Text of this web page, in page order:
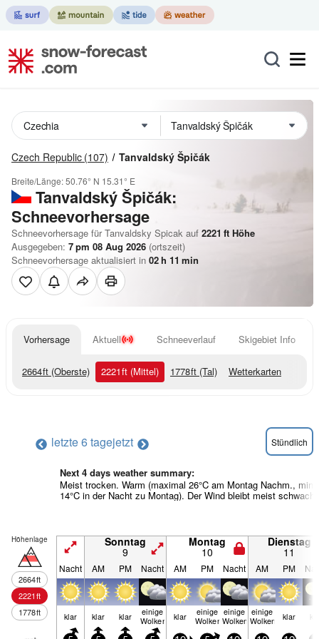
Czech Republic (107) Tanvaldský Špičák
Breite/Länge:50.76° N 15.31° E
Tanvaldský Špičák:
Schneevorhersage
Schneevorhersage für Tanvaldsky Spicak auf 2221 ft Höhe
Ausgegeben: 7 pm 08 Aug 2026 (ortszeit)
Schneevorhersage aktualisiert in 02h 11 min
Vorhersage Aktuell Schneeverlauf Skigebiet Info
2664ft (Oberste) 2221ft (Mittel) 1778ft (Tal) Wetterkarten
letzte 6 tagejetzt Stündlich
Next 4 days weather summary:
Meist trocken. Warm (maximal 26°C am Montag Nachm., min
14°C in der Nacht zu Montag). Der Wind bleibt meist
Höhenlage
2664ft
2221ft
1778ft
Sonntag
9
Montag
10
Dienstag
11
Nacht AM PM Nacht AM PM Nacht AM PM
klar klar klar einige
Wolken klar einige
Wolken
einige
Wolken
einige
Wolken klar